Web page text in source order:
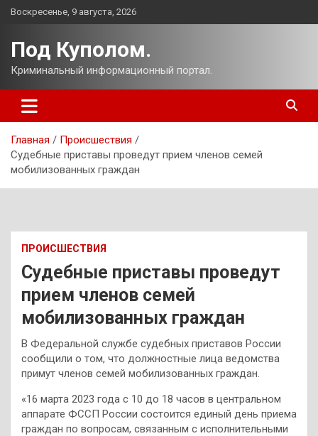
Перейти
Воскресенье, 9 августа, 2026
Под Куполом.
Криминальный информационный портал.
Главная
Происшествия
Судебные приставы проведут прием членов семей
мобилизованных граждан
ПРОИСШЕСТВИЯ
Судебные приставы проведут
прием членов семей
мобилизованных граждан
В Федеральной службе судебных приставов России
сообщили о том, что должностные лица ведомства
примут членов семей мобилизованных граждан.
«16 марта 2023 года с 10 до 18 часов в центральном
аппарате ФССП России состоится единый день приема
граждан по вопросам, связанным с исполнительными